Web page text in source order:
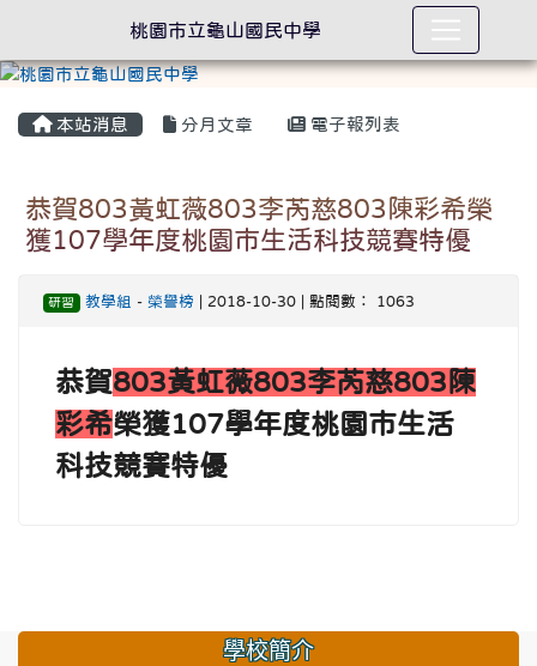
本站消息 分月文章 電子報列表
恭賀803黃虹薇803李芮慈803陳彩希榮
獲107學年度桃園市生活科技競賽特優
研習 教學組 - 榮譽榜 | 2018-10-30 | 點閱數： 1063
恭賀803黃虹薇803李芮慈803陳
彩希榮獲107學年度桃園市生活
科技競賽特優
學校簡介
桃園市立龜山國民中學